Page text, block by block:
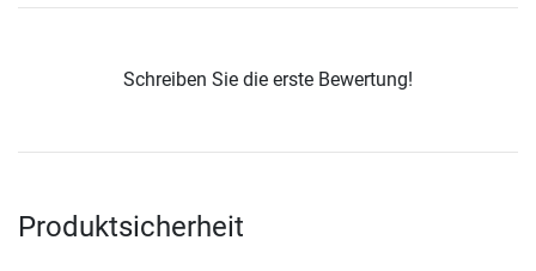
Schreiben Sie die erste Bewertung!
Produktsicherheit